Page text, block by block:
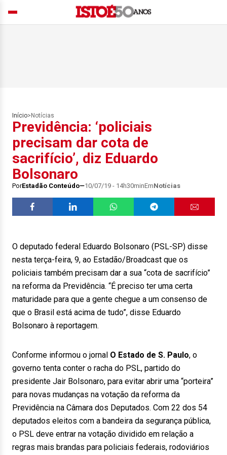
Início> Notícias
Previdência: ‘policiais
precisam dar cota de
sacrifício’, diz Eduardo
Bolsonaro
PorEstadão Conteúdo 10/07/19 - 14h30minEmNotícias
O deputado federal Eduardo Bolsonaro (PSL-SP) disse
nesta terça-feira, 9, ao Estadão/Broadcast que os
policiais também precisam dar a sua “cota de sacrifício”
na reforma da Previdência. “É preciso ter uma certa
maturidade para que a gente chegue a um consenso de
que o Brasil está acima de tudo”, disse Eduardo
Bolsonaro à reportagem.
Conforme informou o jornal O Estado de S. Paulo, o
governo tenta conter o racha do PSL, partido do
presidente Jair Bolsonaro, para evitar abrir uma “porteira”
para novas mudanças na votação da reforma da
Previdência na Câmara dos Deputados. Com 22 dos 54
deputados eleitos com a bandeira da segurança pública,
o PSL deve entrar na votação dividido em relação a
regras mais brandas para policiais federais, rodoviários